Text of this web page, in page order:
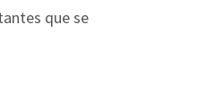
que se